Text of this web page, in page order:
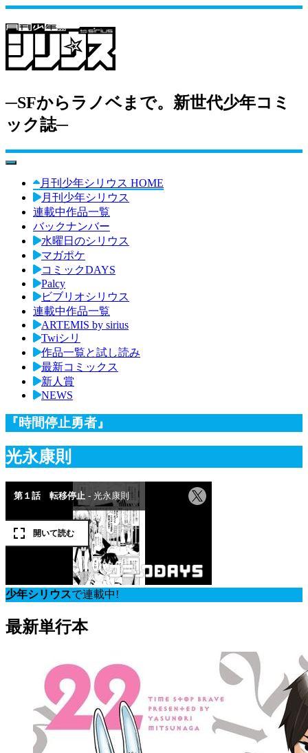
─SFからラノベまで。新世代少年コミ
ック誌─
toggle navigation
月刊少年シリウス HOME
月刊少年シリウス
連載中作品一覧
バックナンバー
水曜日のシリウス
マガポケ
コミックDAYS
Palcy
ビブリオシリウス
連載中作品一覧
ARTEMIS by sirius
Twiシリ
作品一覧と試し読み
最新コミックス
新人賞
NEWS
『時間停止勇者』
光永康則
少年シリウスで連載中!
最新単行本